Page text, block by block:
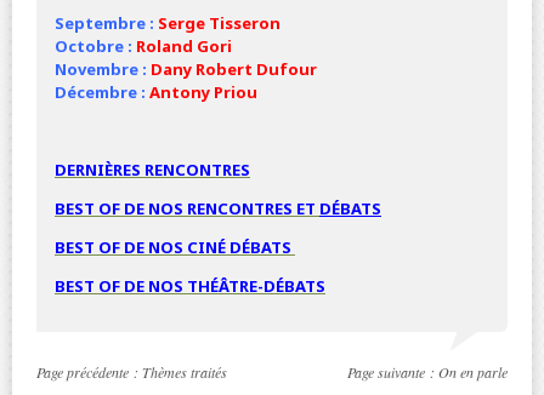
Septembre : Serge Tisseron
Octobre : Roland Gori
Novembre : Dany Robert Dufour
Décembre : Antony Priou
DERNIÈRES RENCONTRES
BEST OF DE NOS RENCONTRES ET DÉBATS
BEST OF DE NOS CINÉ DÉBATS
BEST OF DE NOS THÉÂTRE-DÉBATS
Page précédente : Thèmes traités Page suivante : On en parle